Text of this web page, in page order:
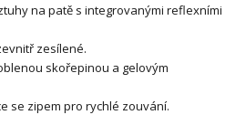
na patě s integrovanými reflexními
zesílené.
skořepinou a gelovým
se zipem pro rychlé zouvání.